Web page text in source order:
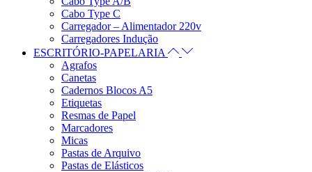
Cabo Type C
Carregador – Alimentador 220v
Carregadores Indução
ESCRITÓRIO-PAPELARIA
Agrafos
Canetas
Cadernos Blocos A5
Etiquetas
Resmas de Papel
Marcadores
Micas
Pastas de Arquivo
Pastas de Elásticos